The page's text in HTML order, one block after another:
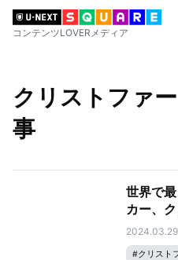
コンテンツLOVERメディア
クリストファ
事
世界で
カー、
2024.03.29
#クリストフ